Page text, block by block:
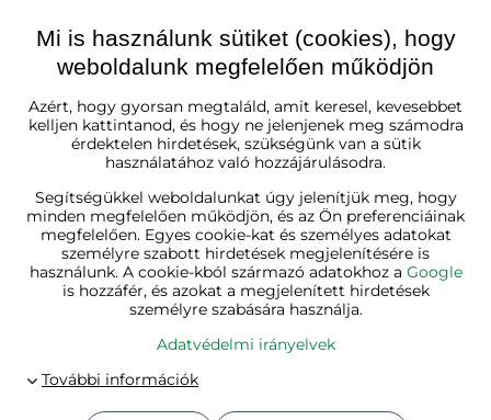
Mi is használunk sütiket (cookies), hogy
weboldalunk megfelelően működjön
Azért, hogy gyorsan megtaláld, amit keresel, kevesebbet
kelljen kattintanod, és hogy ne jelenjenek meg számodra
érdektelen hirdetések, szükségünk van a sütik
használatához való hozzájárulásodra.
Segítségükkel weboldalunkat úgy jelenítjük meg, hogy
minden megfelelően működjön, és az Ön preferenciáinak
megfelelően. Egyes cookie-kat és személyes adatokat
személyre szabott hirdetések megjelenítésére is
használunk. A cookie-kból származó adatokhoz a Google
is hozzáfér, és azokat a megjelenített hirdetések
személyre szabására használja.
Adatvédelmi irányelvek